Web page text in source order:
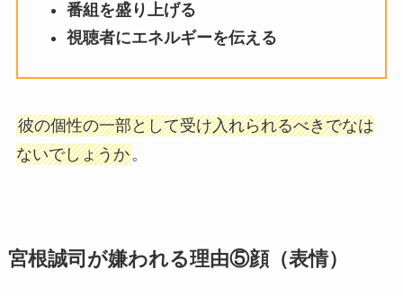
番組を盛り上げる
視聴者にエネルギーを伝える
彼の個性の一部として受け入れられるべきでなは
ないでしょうか。
宮根誠司が嫌われる理由⑤顔（表情）